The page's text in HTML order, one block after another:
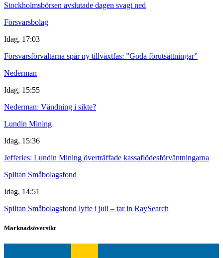
Stockholmsbörsen avslutade dagen svagt ned
Försvarsbolag
Idag, 17:03
Försvarsförvaltarna spår ny tillväxtfas: ”Goda förutsättningar”
Nederman
Idag, 15:55
Nederman: Vändning i sikte?
Lundin Mining
Idag, 15:36
Jefferies: Lundin Mining överträffade kassaflödesförväntningarna
Spiltan Småbolagsfond
Idag, 14:51
Spiltan Småbolagsfond lyfte i juli – tar in RaySearch
Marknadsöversikt